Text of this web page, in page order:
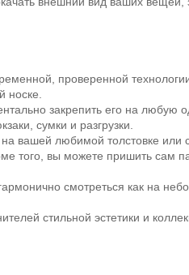
проверенной
носке.
закрепить его на любую
сумки и разгрузки.
вашей любимой толстовке или
того, вы можете пришить сам
смотреться как на
стильной эстетики и